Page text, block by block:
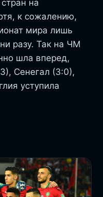
на
к сожалению,
мира лишь
разу. Так на ЧМ
шла вперед,
Сенегал (3:0),
уступила